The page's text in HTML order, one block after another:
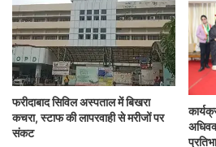
फरीदाबाद सिविल अस्पताल में बिखरा
कचरा, स्टाफ की लापरवाही से मरीजों पर
संकट